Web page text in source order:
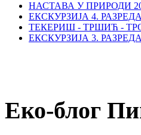
НАСТАВА У ПРИРОДИ
ЕКСКУРЗИЈА 4. РАЗРЕДА
ТЕКЕРИШ - ТРШИЋ -
ЕКСКУРЗИЈА 3. РАЗРЕДА
Еко-блог